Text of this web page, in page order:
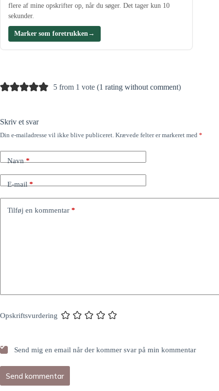
flere af mine opskrifter op, når du søger. Det tager kun 10
sekunder.
Marker som foretrukken→
5 from 1 vote (1 rating without comment)
Skriv et svar
Din e-mailadresse vil ikke blive publiceret. Krævede felter er markeret med *
Navn*
E-mail*
Tilføj en kommentar *
Opskriftsvurdering
Send mig en email når der kommer svar på min kommentar
Send kommentar